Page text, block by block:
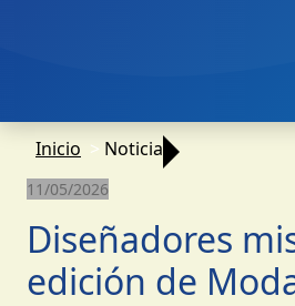
Inicio Noticia
11/05/2026
Diseñadores
edición de